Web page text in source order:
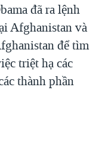
đã ra lệnh
Afghanistan và
để tìm
triệt hạ các
thành phần